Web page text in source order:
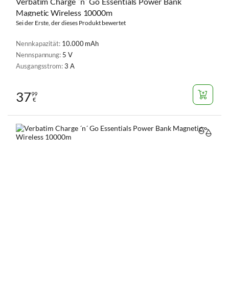
Magnetic Wireless 10000m
Sei der Erste, der dieses Produkt bewertet
Nennkapazität: 10.000 mAh
Nennspannung: 5 V
Ausgangsstrom:3 A
3799
€